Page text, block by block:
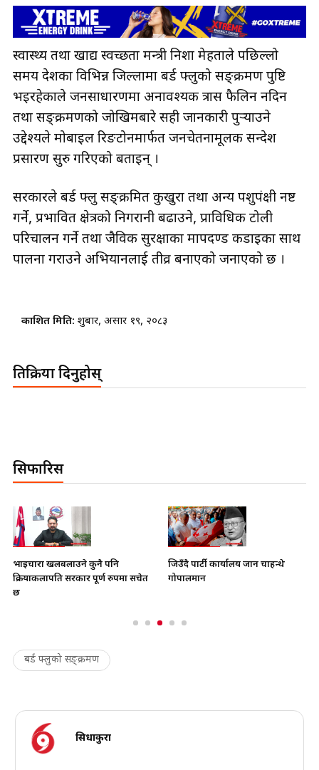
स्वास्थ्य तथा खाद्य स्वच्छता मन्त्री निशा मेहताले पछिल्लो
समय देशका विभिन्न जिल्लामा बर्ड फ्लुको सङ्क्रमण पुष्टि
भइरहेकाले जनसाधारणमा अनावश्यक त्रास फैलिन नदिन
तथा सङ्क्रमणको जोखिमबारे सही जानकारी पुर्‍याउने
उद्देश्यले मोबाइल रिङटोनमार्फत जनचेतनामूलक सन्देश
प्रसारण सुरु गरिएको बताइन् ।
सरकारले बर्ड फ्लु सङ्क्रमित कुखुरा तथा अन्य पशुपंक्षी नष्ट
गर्ने, प्रभावित क्षेत्रको निगरानी बढाउने, प्राविधिक टोली
परिचालन गर्ने तथा जैविक सुरक्षाका मापदण्ड कडाइका साथ
पालना गराउने अभियानलाई तीव्र बनाएको जनाएको छ ।
प्रकाशित मिति: शुक्रबार, असार १९, २०८३
प्रतिक्रिया दिनुहोस्
सिफारिस
भाइचारा खलबलाउने कुनै पनि
क्रियाकलापप्रति सरकार पूर्ण रुपमा सचेत
जिउँदै पार्टी कार्यालय जान चाहन्थे
बर्ड फ्लुको सङ्क्रमण
सिधाकुरा